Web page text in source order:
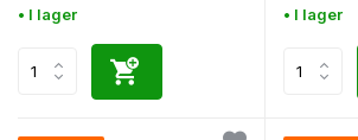
• I lager • I lager